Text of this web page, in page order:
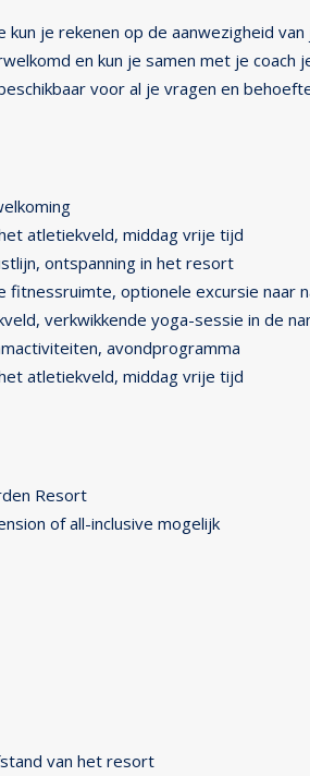
je rekenen op de aanwezigheid
en kun je samen met je coach
voor al je vragen en
atletiekveld, middag vrije tijd
ontspanning in het resort
fitnessruimte, optionele excursie naar
verkwikkende yoga-sessie in de
avondprogramma
atletiekveld, middag vrije tijd
Resort
of all-inclusive mogelijk
van het resort